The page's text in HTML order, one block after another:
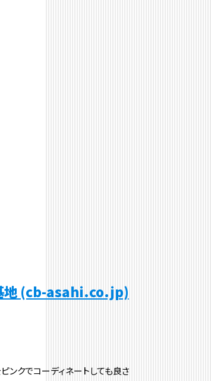
基地 (cb-asahi.co.jp)
ンクでコーディネートしても良さ